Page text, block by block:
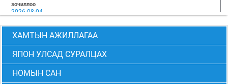
зочиллоо
2026-08-04
"БИЗНЕС БА ХҮНИЙ ЭРХ" Нээлттэй семинарын бүртгэл эхэллээ
2026-07-28
Global Value Chain Бизнесийн практик сургалт
2026 БИЗНЕСИЙН ҮНДСЭН СУРГАЛТ-PMP АНГИ 29 дэх элсэлт
ХАМТЫН АЖИЛЛАГАА
ЯПОН УЛСАД СУРАЛЦАХ
НОМЫН САН